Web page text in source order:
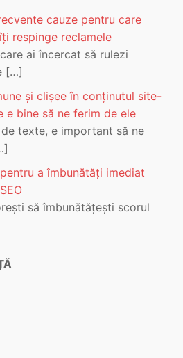
cauze pentru care
respinge reclamele
ai încercat să rulezi
[…]
și clișee în conținutul site-
e bine să ne ferim de ele
texte, e important să ne
a îmbunătăți imediat
să îmbunătățești scorul